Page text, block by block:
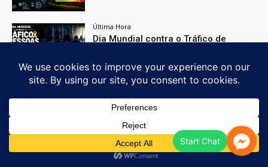
Última Hora
Dia Mundial contra o Tráfico de
Francisco Lopes-Santos 30 de Julho, 2026
O Canal Do Suez E A Soberania
Rebecca Mokoena -